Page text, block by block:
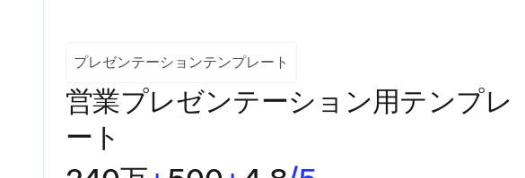
プレゼンテーションテンプレート
営業プレゼンテーション用テンプレ
ート